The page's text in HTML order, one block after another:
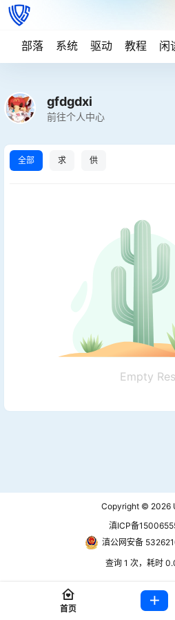
部落 系统 驱动 教程 闲
gfdgdxi
前往个人中心
全部 求 供
Empty
Copyright © 2026
滇ICP备
滇公网安备
查询 1 次，耗时
首页